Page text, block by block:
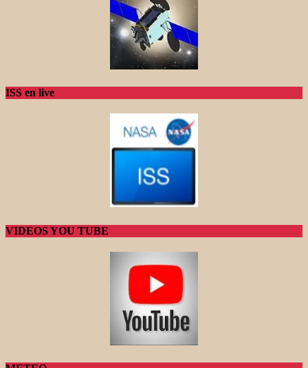
ISS en live
VIDEOS YOU TUBE